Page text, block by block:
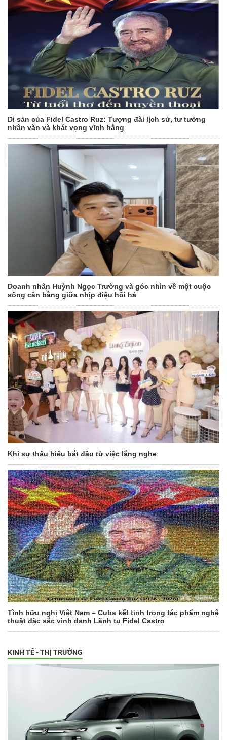
Di sản của Fidel Castro Ruz: Tượng đài lịch sử, tư tưởng
nhân văn và khát vọng vĩnh hằng
Doanh nhân Huỳnh Ngọc Trường và góc nhìn về một cuộc
sống cân bằng giữa nhịp điệu hối hả
Khi sự thấu hiểu bắt đầu từ việc lắng nghe
Tình hữu nghị Việt Nam – Cuba kết tinh trong tác phẩm nghệ
thuật đặc sắc vinh danh Lãnh tụ Fidel Castro
KINH TẾ - THỊ TRƯỜNG